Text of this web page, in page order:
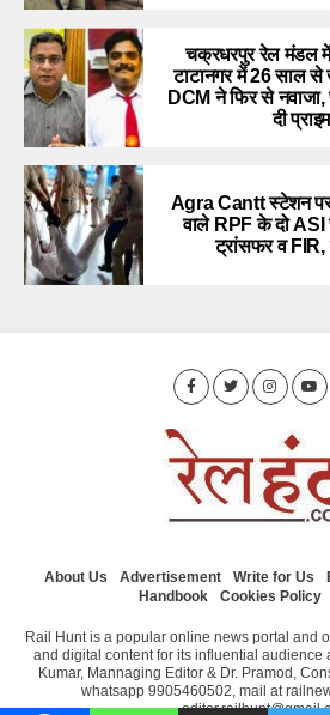
चक्रधरपुर रेल मंडल में
टाटानगर में 26 साल से
DCM ने फिर से
दी
Agra Cantt स्टेशन पर
वाले RPF के दो ASI
ट्रांसफर व FIR,
About Us Advertisement Write for Us
Handbook
Cookies Policy
Rail Hunt is a popular online news portal and
and digital content for its influential audience
Kumar, Mannaging Editor & Dr. Pramod,
whatsapp 9905460502, mail at